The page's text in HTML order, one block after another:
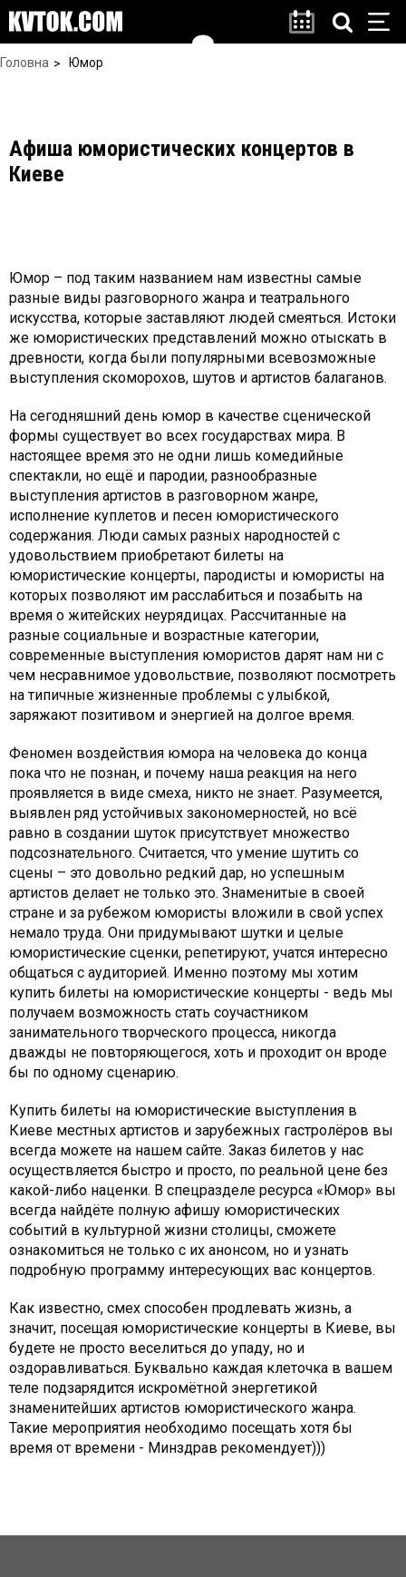
Головна Юмор
Афиша юмористических концертов в
Киеве
Юмор – под таким названием нам известны самые
разные виды разговорного жанра и театрального
искусства, которые заставляют людей смеяться. Истоки
же юмористических представлений можно отыскать в
древности, когда были популярными всевозможные
выступления скоморохов, шутов и артистов балаганов.
На сегодняшний день юмор в качестве сценической
формы существует во всех государствах мира. В
настоящее время это не одни лишь комедийные
спектакли, но ещё и пародии, разнообразные
выступления артистов в разговорном жанре,
исполнение куплетов и песен юмористического
содержания. Люди самых разных народностей с
удовольствием приобретают билеты на
юмористические концерты, пародисты и юмористы на
которых позволяют им расслабиться и позабыть на
время о житейских неурядицах. Рассчитанные на
разные социальные и возрастные категории,
современные выступления юмористов дарят нам ни с
чем несравнимое удовольствие, позволяют посмотреть
на типичные жизненные проблемы с улыбкой,
заряжают позитивом и энергией на долгое время.
Феномен воздействия юмора на человека до конца
пока что не познан, и почему наша реакция на него
проявляется в виде смеха, никто не знает. Разумеется,
выявлен ряд устойчивых закономерностей, но всё
равно в создании шуток присутствует множество
подсознательного. Считается, что умение шутить со
сцены – это довольно редкий дар, но успешным
артистов делает не только это. Знаменитые в своей
стране и за рубежом юмористы вложили в свой успех
немало труда. Они придумывают шутки и целые
юмористические сценки, репетируют, учатся интересно
общаться с аудиторией. Именно поэтому мы хотим
купить билеты на юмористические концерты - ведь мы
получаем возможность стать соучастником
занимательного творческого процесса, никогда
дважды не повторяющегося, хоть и проходит он вроде
бы по одному сценарию.
Купить билеты на юмористические выступления в
Киеве местных артистов и зарубежных гастролёров вы
всегда можете на нашем сайте. Заказ билетов у нас
осуществляется быстро и просто, по реальной цене без
какой-либо наценки. В спецразделе ресурса «Юмор» вы
всегда найдёте полную афишу юмористических
событий в культурной жизни столицы, сможете
ознакомиться не только с их анонсом, но и узнать
подробную программу интересующих вас концертов.
Как известно, смех способен продлевать жизнь, а
значит, посещая юмористические концерты в Киеве, вы
будете не просто веселиться до упаду, но и
оздоравливаться. Буквально каждая клеточка в вашем
теле подзарядится искромётной энергетикой
знаменитейших артистов юмористического жанра.
Такие мероприятия необходимо посещать хотя бы
время от времени - Минздрав рекомендует)))